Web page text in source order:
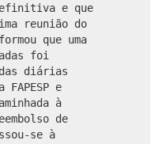
e que
reunião do
que uma
foi
diárias
e
à
de
se à